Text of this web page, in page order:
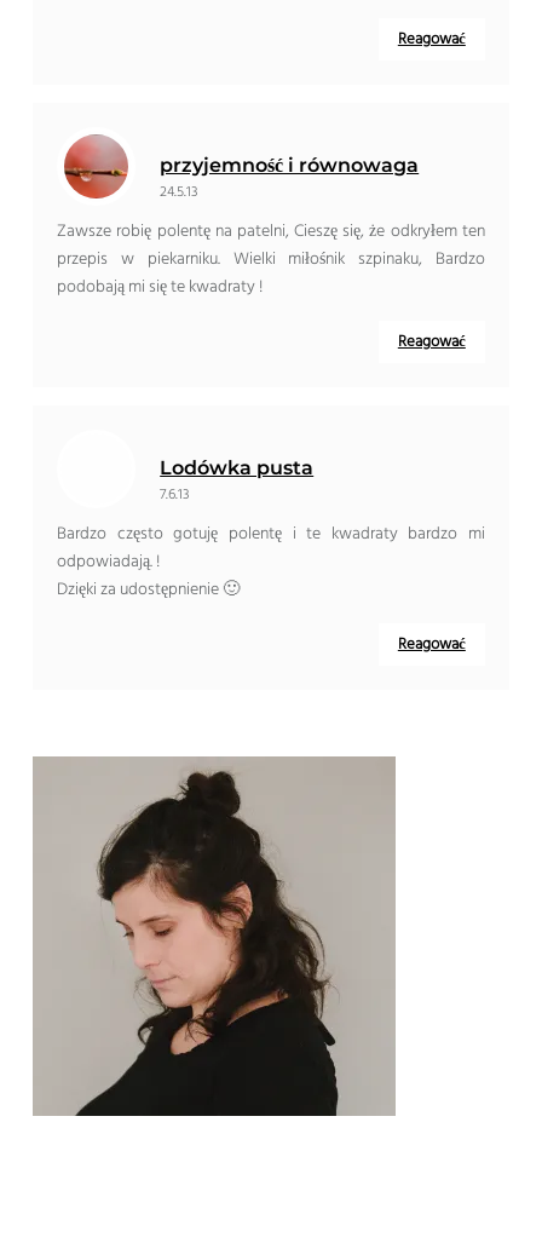
Reagować
przyjemność i równowaga
24.5.13
Zawsze robię polentę na patelni, Cieszę się, że odkryłem ten
przepis w piekarniku. Wielki miłośnik szpinaku, Bardzo
podobają mi się te kwadraty !
Reagować
Lodówka pusta
7.6.13
Bardzo często gotuję polentę i te kwadraty bardzo mi
odpowiadają. !
Dzięki za udostępnienie 🙂
Reagować